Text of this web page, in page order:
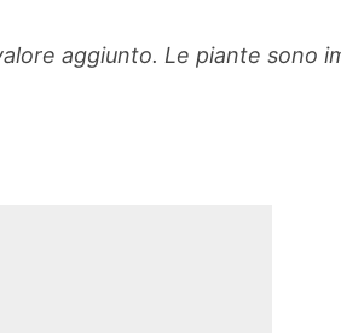
aggiunto. Le piante sono